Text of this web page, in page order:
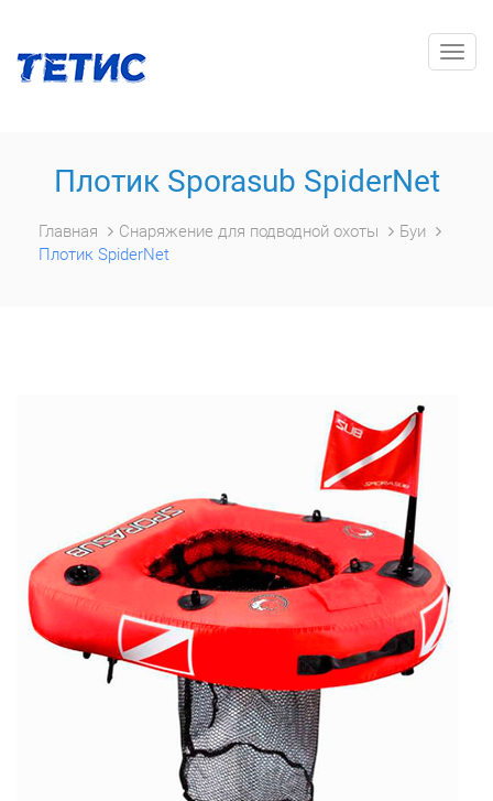
Плотик Sporasub SpiderNet
Главная Снаряжение для подводной охоты
Буи
Плотик SpiderNet